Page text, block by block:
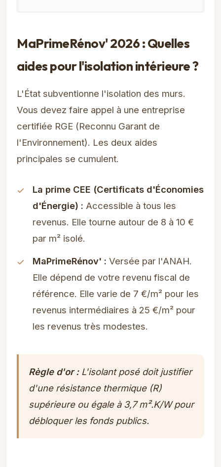
MaPrimeRénov' 2026 : Quelles
aides pour l'isolation intérieure ?
L'État subventionne l'isolation des murs.
Vous devez faire appel à une entreprise
certifiée RGE (Reconnu Garant de
l'Environnement). Les deux aides
principales se cumulent.
La prime CEE (Certificats d'Économies
d'Énergie) : Accessible à tous les
revenus. Elle tourne autour de 8 à 10 €
par m² isolé.
MaPrimeRénov' : Versée par l'ANAH.
Elle dépend de votre revenu fiscal de
référence. Elle varie de 7 €/m² pour les
revenus intermédiaires à 25 €/m² pour
les revenus très modestes.
Règle d'or :L'isolant posé doit justifier
d'une résistance thermique (R)
supérieure ou égale à 3,7 m².K/W pour
débloquer les fonds publics.